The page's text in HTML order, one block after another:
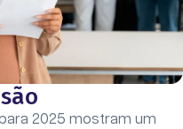
2025 mostram um